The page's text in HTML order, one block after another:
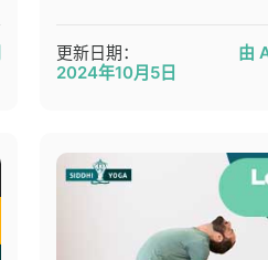
更新日期：
2024年10月5日
由